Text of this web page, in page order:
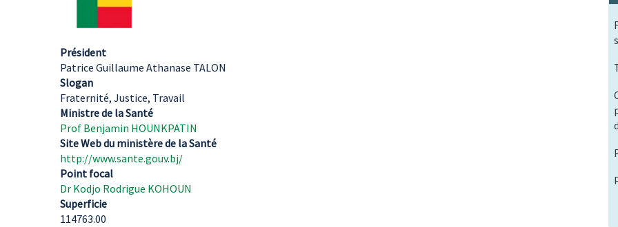
Président
Patrice Guillaume Athanase TALON
Slogan
Fraternité, Justice, Travail
Ministre de la Santé
Prof Benjamin HOUNKPATIN
Site Web du ministère de la Santé
http://www.sante.gouv.bj/
Point focal
Dr Kodjo Rodrigue KOHOUN
Superficie
114763.00